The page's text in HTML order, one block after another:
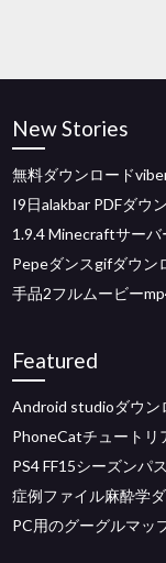
New Stories
無料ダウンロード
I9日alakbar PDFダウ
1.9.4 Minecraftサーバ
Pepeダンスgifダウン
手品2フルムービー
Featured
Android studioダウン
PhoneCatチュートリ
PS4 FF15シーズンパ
症例ファイル麻酔学
PC用のグーグルマッ